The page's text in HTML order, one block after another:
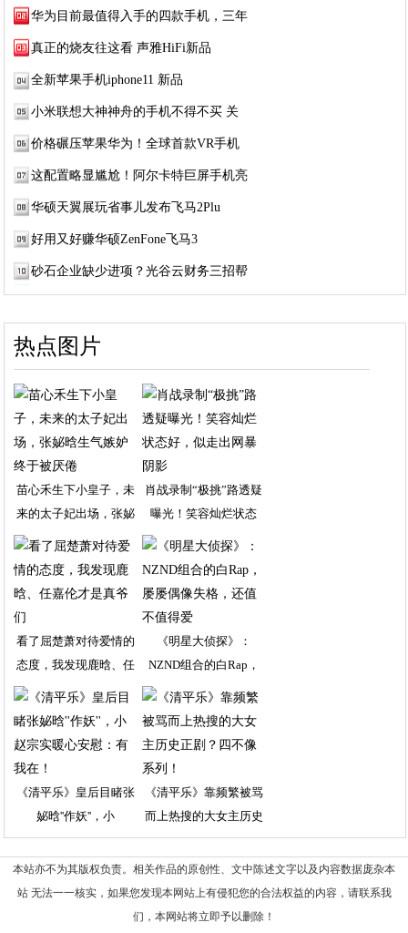
华为目前最值得入手的四款手机，三年
真正的烧友往这看 声雅HiFi新品
全新苹果手机iphone11 新品
小米联想大神神舟的手机不得不买 关
价格碾压苹果华为！全球首款VR手机
这配置略显尴尬！阿尔卡特巨屏手机亮
华硕天翼展玩省事儿发布飞马2Plu
好用又好赚华硕ZenFone飞马3
砂石企业缺少进项？光谷云财务三招帮
热点图片
苗心禾生下小皇子，未
来的太子妃出场，张妼
肖战录制“极挑”路透疑
曝光！笑容灿烂状态
看了屈楚萧对待爱情的
态度，我发现鹿晗、任
《明星大侦探》：
NZND组合的白Rap，
《清平乐》皇后目睹张
妼晗''作妖''，小
《清平乐》靠频繁被骂
而上热搜的大女主历史
本站亦不为其版权负责。相关作品的原创性、文中陈述文字以及内容数据庞杂本
站 无法一一核实，如果您发现本网站上有侵犯您的合法权益的内容，请联系我
们，本网站将立即予以删除！